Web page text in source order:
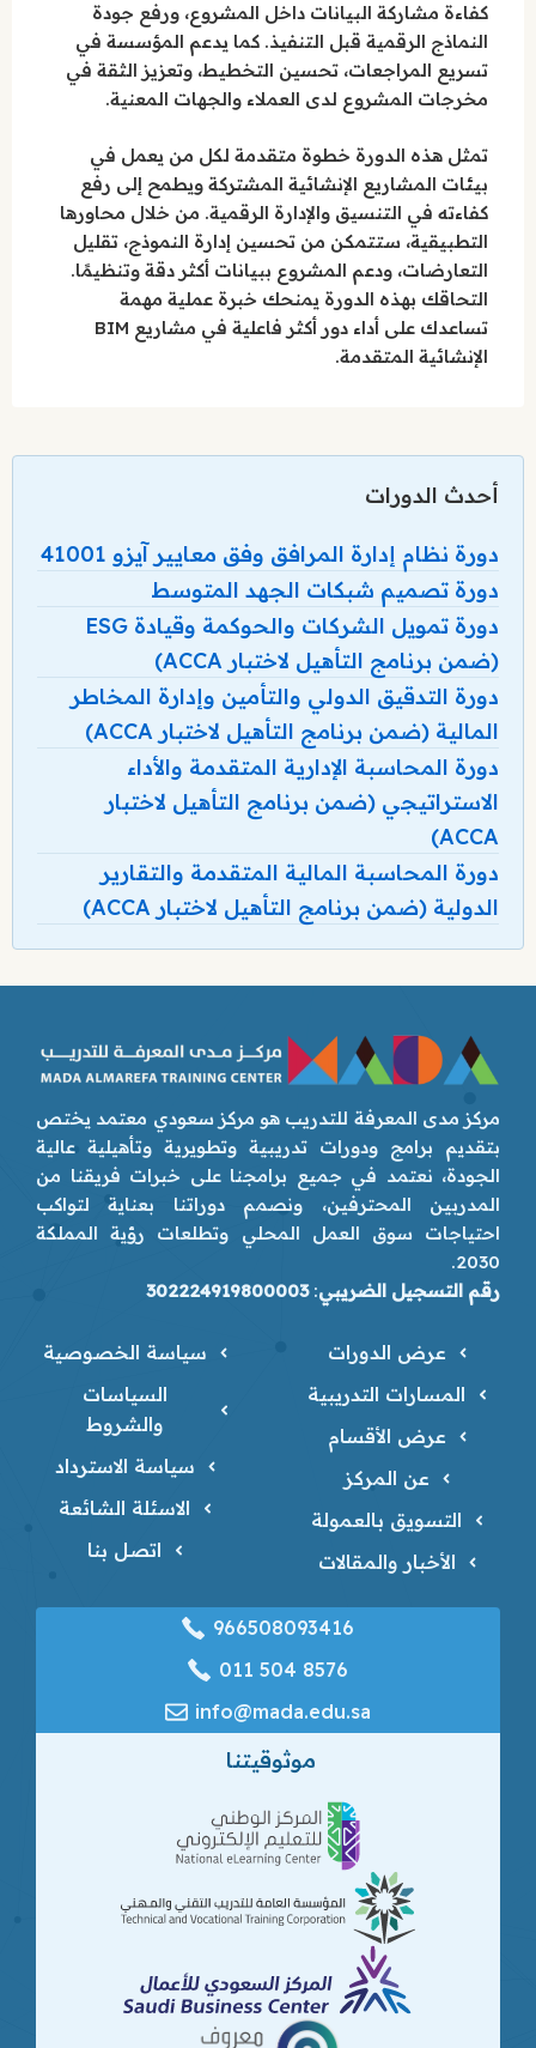
كفاءة مشاركة البيانات داخل المشروع، ورفع جودة
النماذج الرقمية قبل التنفيذ. كما يدعم المؤسسة في
تسريع المراجعات، تحسين التخطيط، وتعزيز الثقة في
مخرجات المشروع لدى العملاء والجهات المعنية.
تمثل هذه الدورة خطوة متقدمة لكل من يعمل في
بيئات المشاريع الإنشائية المشتركة ويطمح إلى رفع
كفاءته في التنسيق والإدارة الرقمية. من خلال محاورها
التطبيقية، ستتمكن من تحسين إدارة النموذج، تقليل
التعارضات، ودعم المشروع ببيانات أكثر دقة وتنظيمًا.
التحاقك بهذه الدورة يمنحك خبرة عملية مهمة
تساعدك على أداء دور أكثر فاعلية في مشاريع BIM
الإنشائية المتقدمة.
أحدث الدورات
دورة نظام إدارة المرافق وفق معايير آيزو 41001
دورة تصميم شبكات الجهد المتوسط
دورة تمويل الشركات والحوكمة وقيادة ESG
(ضمن برنامج التأهيل لاختبار ACCA)
دورة التدقيق الدولي والتأمين وإدارة المخاطر
المالية (ضمن برنامج التأهيل لاختبار ACCA)
دورة المحاسبة الإدارية المتقدمة والأداء
الاستراتيجي (ضمن برنامج التأهيل لاختبار
ACCA)
دورة المحاسبة المالية المتقدمة والتقارير
الدولية (ضمن برنامج التأهيل لاختبار ACCA)
مركز مدى المعرفة للتدريب هو مركز سعودي معتمد يختص
بتقديم برامج ودورات تدريبية وتطويرية وتأهيلية عالية
الجودة، نعتمد في جميع برامجنا على خبرات فريقنا من
المدربين المحترفين، ونصمم دوراتنا بعناية لتواكب
احتياجات سوق العمل المحلي وتطلعات رؤية المملكة
2030.
رقم التسجيل الضريبي:
302224919800003
عرض الدورات
المسارات التدريبية
عرض الأقسام
عن المركز
التسويق بالعمولة
الأخبار والمقالات
سياسة الخصوصية
السياسات
والشروط
سياسة الاسترداد
الاسئلة الشائعة
اتصل بنا
966508093416
‎011 504 8576
info@mada.edu.sa
موثوقيتنا